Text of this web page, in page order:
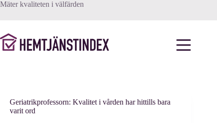
Hoppa
Mäter kvaliteten i välfärden
Geriatrikprofessorn: Kvalitet i vården har hittills bara
varit ord